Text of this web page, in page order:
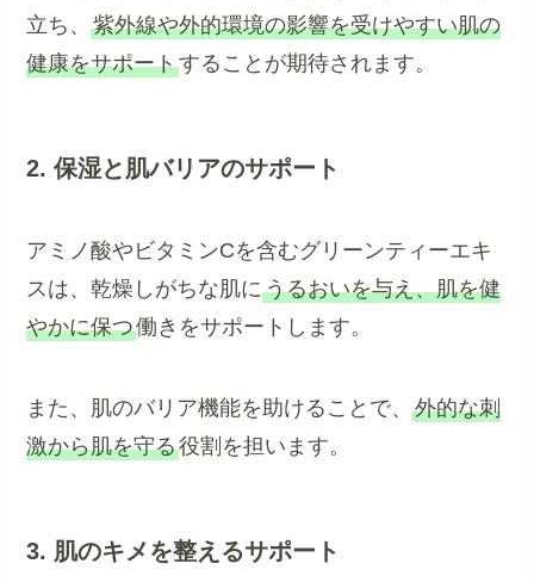
立ち、紫外線や外的環境の影響を受けやすい肌の
健康をサポートすることが期待されます。
2. 保湿と肌バリアのサポート
アミノ酸やビタミンCを含むグリーンティーエキ
スは、乾燥しがちな肌にうるおいを与え、肌を健
やかに保つ働きをサポートします。
また、肌のバリア機能を助けることで、外的な刺
激から肌を守る役割を担います。
3. 肌のキメを整えるサポート